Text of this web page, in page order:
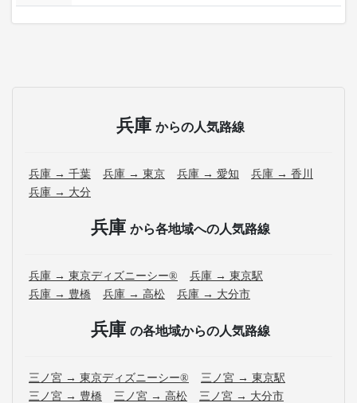
兵庫 からの人気路線
兵庫 → 千葉 兵庫 → 東京 兵庫 → 愛知
兵庫 → 香川
兵庫 → 大分
兵庫 から各地域への人気路線
兵庫 → 東京ディズニーシー®
兵庫 → 東京駅
兵庫 → 豊橋
兵庫 → 高松 兵庫 → 大分市
兵庫 の各地域からの人気路線
三ノ宮 → 東京ディズニーシー®
三ノ宮 → 東京駅
三ノ宮 → 豊橋
三ノ宮 → 高松 三ノ宮 → 大分市